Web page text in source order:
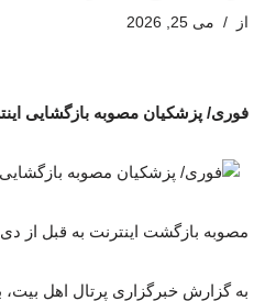
از می 25, 2026
فوری/ پزشکیان مصوبه بازگشایی
مصوبه بازگشت اینترنت به قبل از دی ۱۴۰۴ ابلاغ شد.
به گزارش خبرگزاری پرتال اهل بیت،